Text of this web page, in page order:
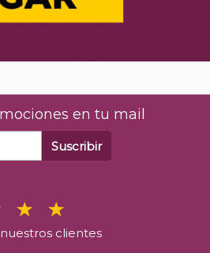
en tu mail
Suscribir
clientes